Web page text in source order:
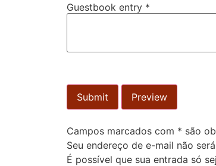
Guestbook entry *
Campos marcados com * são
Seu endereço de e-mail não
É possível que sua entrada só